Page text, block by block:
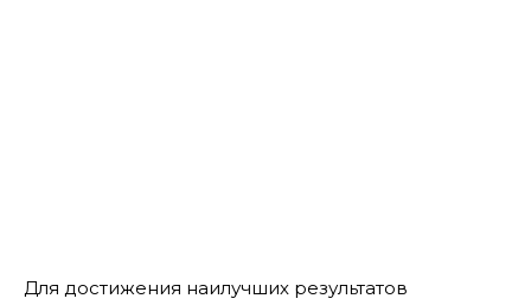
Для достижения наилучших результатов